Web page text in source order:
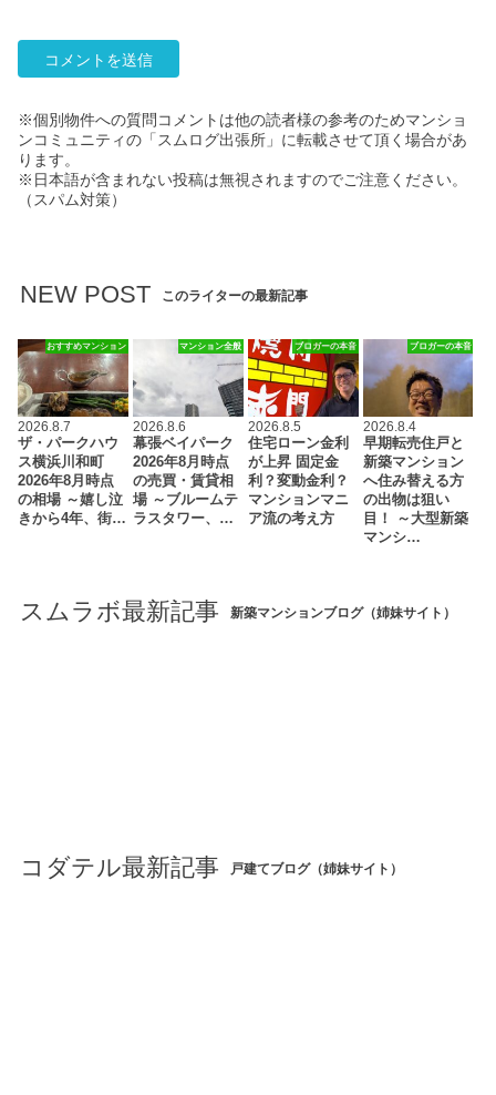
※個別物件への質問コメントは他の読者様の参考のためマンショ
ンコミュニティの「スムログ出張所」に転載させて頂く場合があ
ります。
※日本語が含まれない投稿は無視されますのでご注意ください。
（スパム対策）
NEW POST このライターの最新記事
おすすめマンション
2026.8.7
ザ・パークハウ
ス横浜川和町
2026年8月時点
の相場 ～嬉し泣
きから4年、街…
マンション全般
2026.8.6
幕張ベイパーク
2026年8月時点
の売買・賃貸相
場 ～ブルームテ
ラスタワー、…
ブロガーの本音
2026.8.5
住宅ローン金利
が上昇 固定金
利？変動金利？
マンションマニ
ア流の考え方
ブロガーの本音
2026.8.4
早期転売住戸と
新築マンション
へ住み替える方
の出物は狙い
目！ ～大型新築
マンシ…
スムラボ最新記事 新築マンションブログ（姉妹サイト）
コダテル最新記事 戸建てブログ（姉妹サイト）